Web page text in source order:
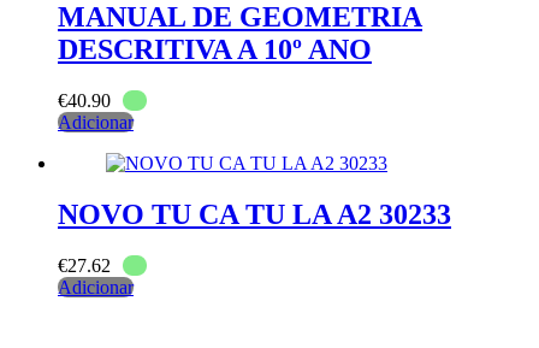
MANUAL DE GEOMETRIA
DESCRITIVA A 10º ANO
€40.90
Adicionar
NOVO TU CA TU LA A2 30233
€27.62
Adicionar